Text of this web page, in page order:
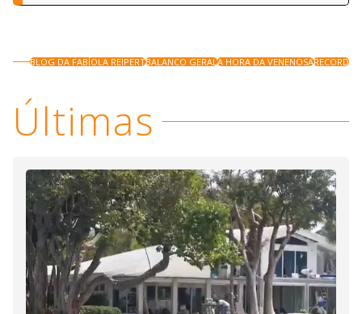
BLOG DA FABÍOLA REIPERTBALANCO GERALA HORA DA VENENOSARECORD
Últimas